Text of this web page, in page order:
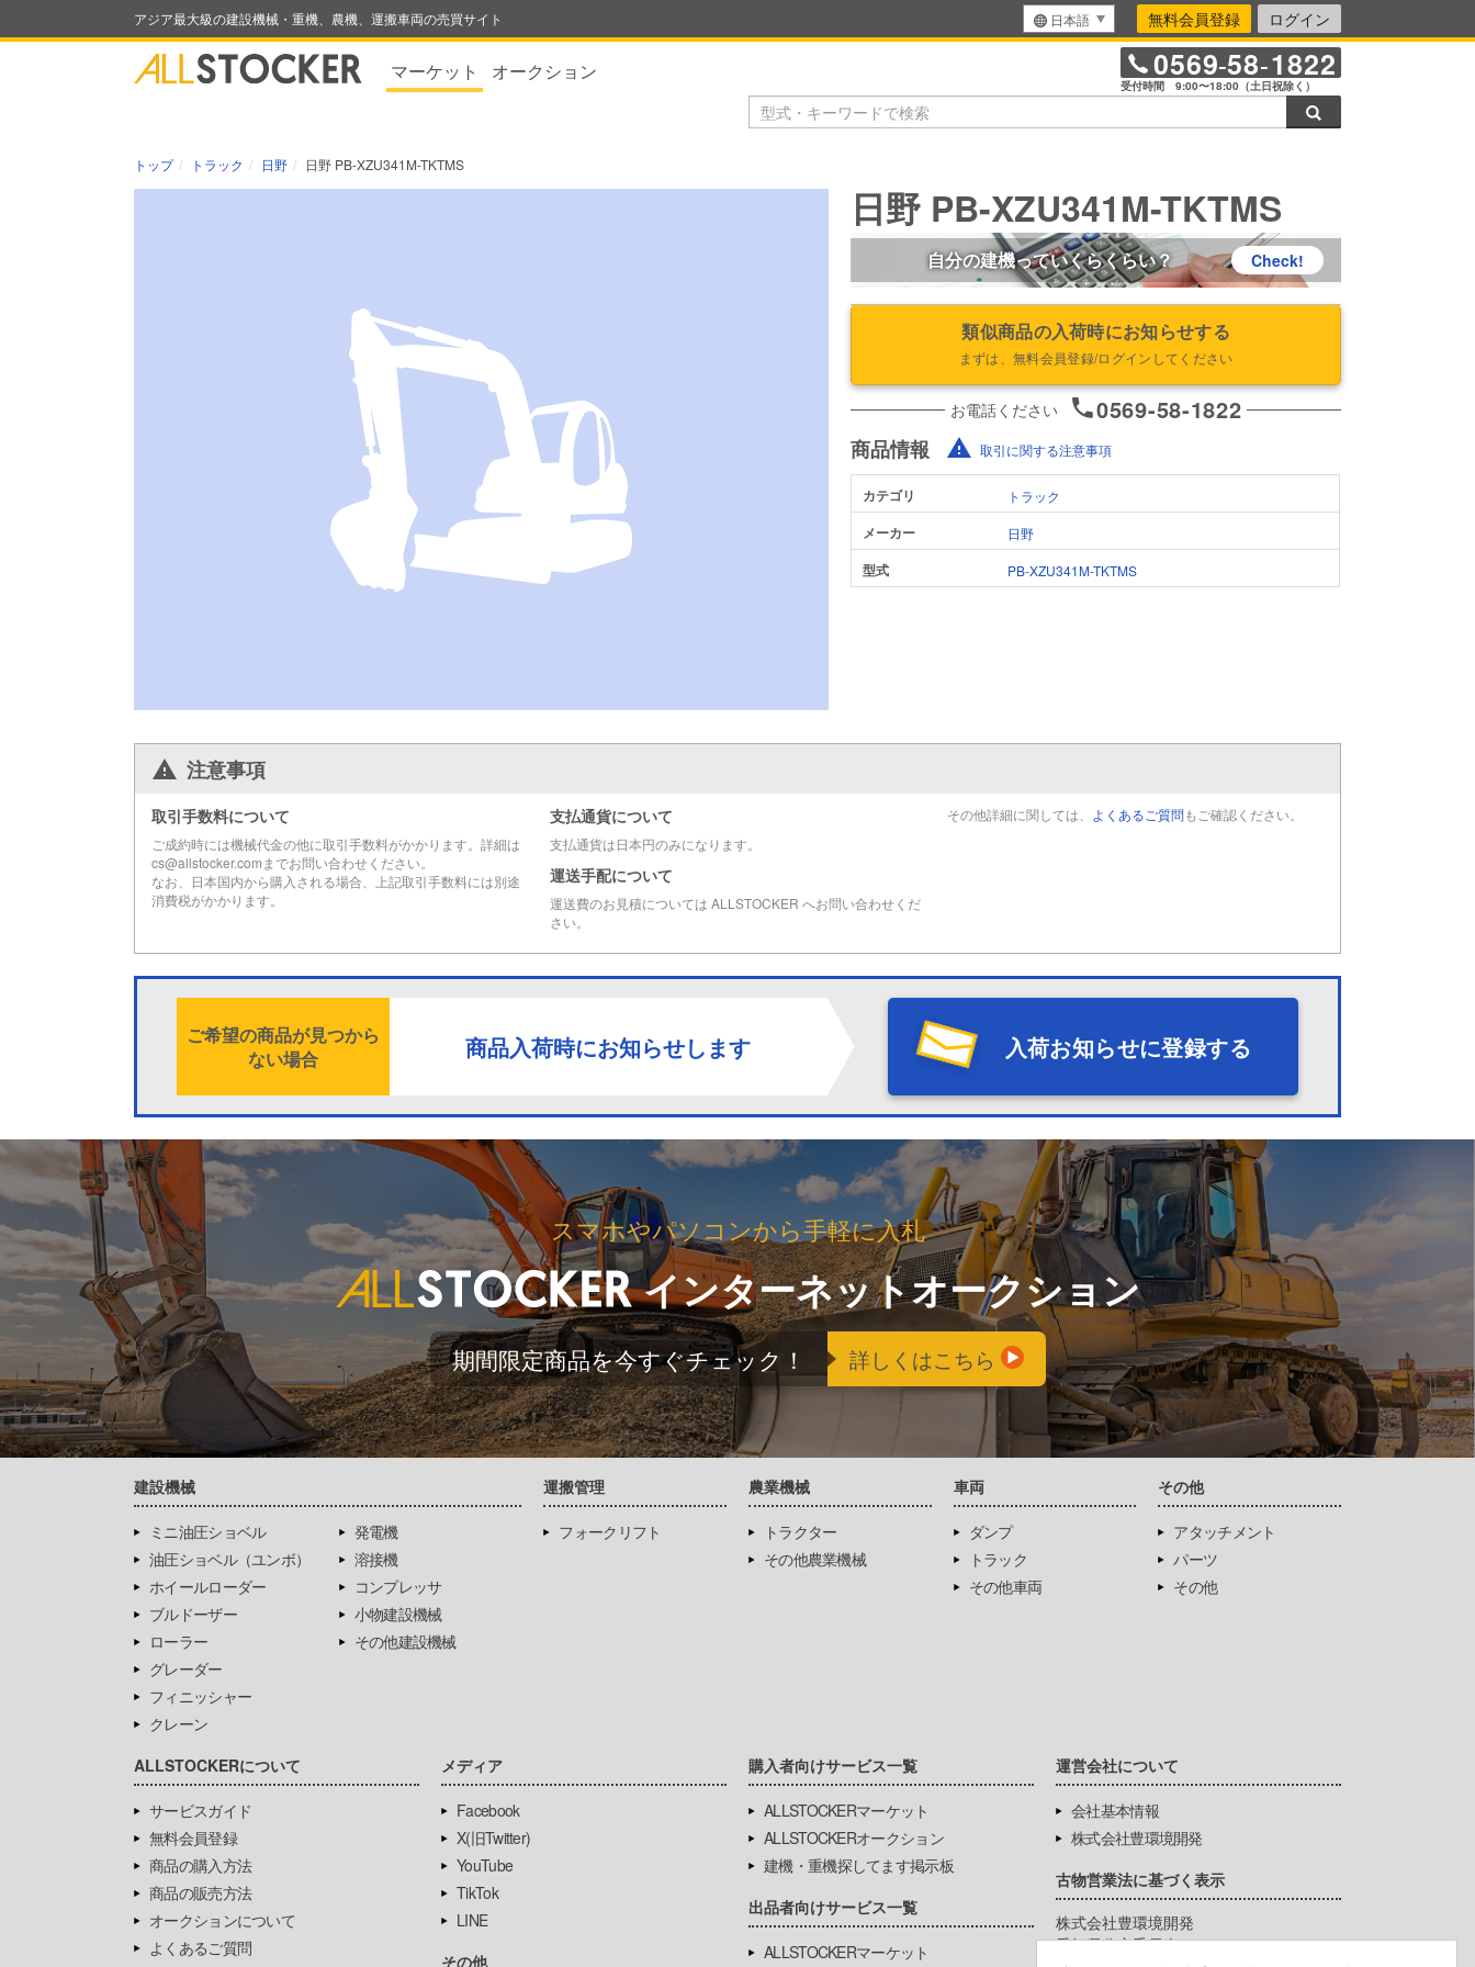
アジア最大級の建設機械・重機、農機、運搬車両の売買サイト 日本語 無料会員登録 ログイン
マーケット オークション 0569-58-1822
受付時間 9:00〜18:00（土日祝除く）
トップ トラック 日野 日野 PB-XZU341M-TKTMS
日野 PB-XZU341M-TKTMS
自分の建機っていくらくらい？ Check!
類似商品の入荷時にお知らせする
まずは、無料会員登録/ログインしてください
お電話ください 0569-58-1822
商品情報 取引に関する注意事項
カテゴリ トラック
メーカー 日野
型式 PB-XZU341M-TKTMS
注意事項
取引手数料について
ご成約時には機械代金の他に取引手数料がかかります。詳細は
cs@allstocker.comまでお問い合わせください。
なお、日本国内から購入される場合、上記取引手数料には別途
消費税がかかります。
支払通貨について
支払通貨は日本円のみになります。
運送手配について
運送費のお見積については ALLSTOCKER へお問い合わせくだ
さい。
その他詳細に関しては、 よくあるご質問もご確認ください。
ご希望の商品が見つから
ない場合
商品入荷時にお知らせします 入荷お知らせに登録する
スマホやパソコンから手軽に入札
インターネットオークション
期間限定商品を今すぐチェック！ 詳しくはこちら
建設機械
ミニ油圧ショベル
油圧ショベル（ユンボ）
ホイールローダー
ブルドーザー
ローラー
グレーダー
フィニッシャー
クレーン
発電機
溶接機
コンプレッサ
小物建設機械
その他建設機械
運搬管理
フォークリフト
農業機械
トラクター
その他農業機械
車両
ダンプ
トラック
その他車両
その他
アタッチメント
パーツ
その他
ALLSTOCKERについて
サービスガイド
無料会員登録
商品の購入方法
商品の販売方法
オークションについて
よくあるご質問
メディア
Facebook
X(旧Twitter)
YouTube
TikTok
LINE
その他
購入者向けサービス一覧
ALLSTOCKERマーケット
ALLSTOCKERオークション
建機・重機探してます掲示板
出品者向けサービス一覧
ALLSTOCKERマーケット
運営会社について
会社基本情報
株式会社豊環境開発
古物営業法に基づく表示
株式会社豊環境開発
愛知県公安委員会